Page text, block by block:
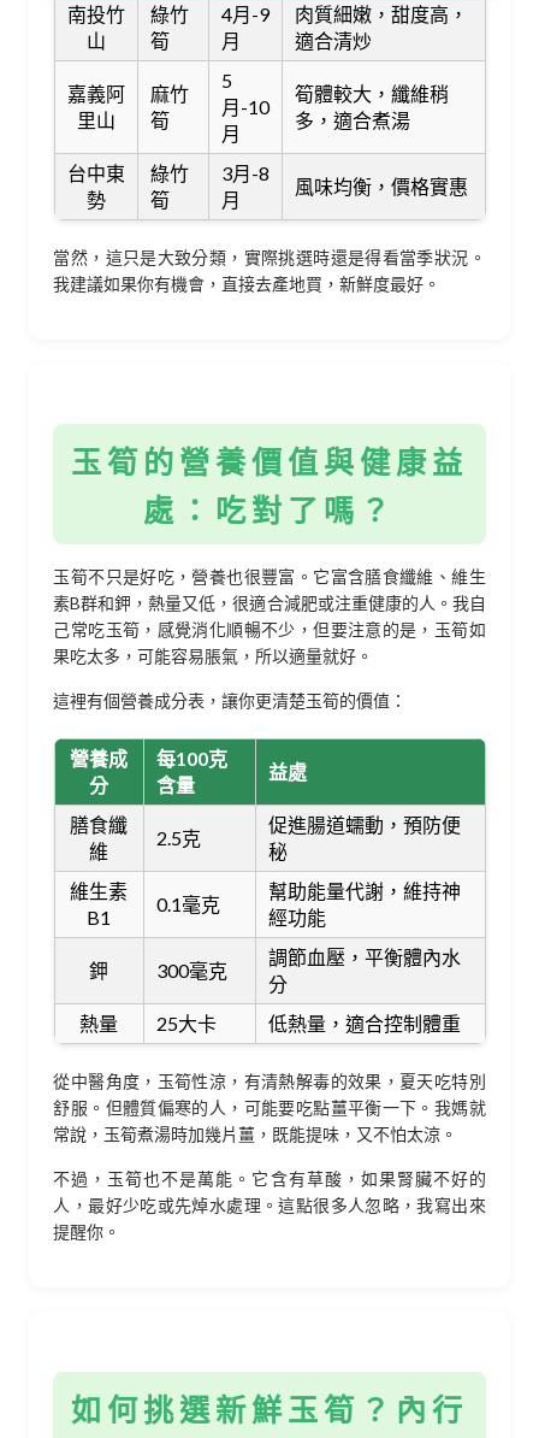
南投竹
山
綠竹
筍
4月-9
月
肉質細嫩，甜度高，
適合清炒
嘉義阿
里山
麻竹
筍
5
月-10
月
筍體較大，纖維稍
多，適合煮湯
台中東
勢
綠竹
筍
3月-8
月
風味均衡，價格實惠
當然，這只是大致分類，實際挑選時還是得看當季狀況。
我建議如果你有機會，直接去產地買，新鮮度最好。
玉筍的營養價值與健康益
處：吃對了嗎？
玉筍不只是好吃，營養也很豐富。它富含膳食纖維、維生
素B群和鉀，熱量又低，很適合減肥或注重健康的人。我自
己常吃玉筍，感覺消化順暢不少，但要注意的是，玉筍如
果吃太多，可能容易脹氣，所以適量就好。
這裡有個營養成分表，讓你更清楚玉筍的價值：
營養成
分
每100克
含量
益處
膳食纖
維
2.5克
促進腸道蠕動，預防便
秘
維生素
B1
0.1毫克
幫助能量代謝，維持神
經功能
鉀 300毫克
調節血壓，平衡體內水
分
熱量
25大卡 低熱量，適合控制體重
從中醫角度，玉筍性涼，有清熱解毒的效果，夏天吃特別
舒服。但體質偏寒的人，可能要吃點薑平衡一下。我媽就
常說，玉筍煮湯時加幾片薑，既能提味，又不怕太涼。
不過，玉筍也不是萬能。它含有草酸，如果腎臟不好的
人，最好少吃或先焯水處理。這點很多人忽略，我寫出來
提醒你。
如何挑選新鮮玉筍？內行